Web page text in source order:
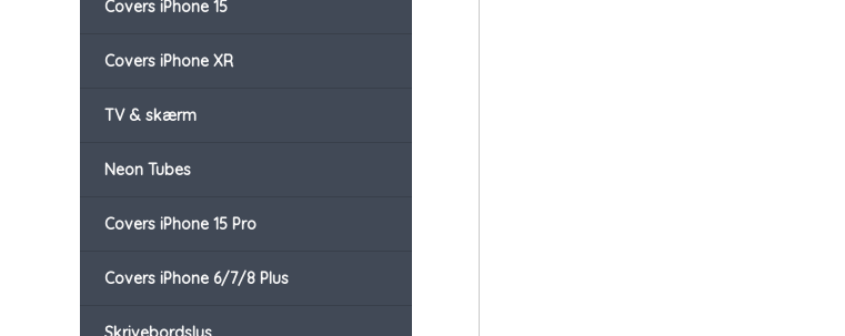
Covers iPhone 15
Covers iPhone XR
TV & skærm
Neon Tubes
Covers iPhone 15 Pro
Covers iPhone 6/7/8 Plus